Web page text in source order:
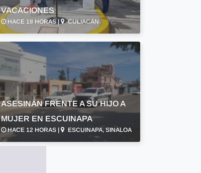
VACACIONES
HACE 18 HORAS | CULIACÁN
ASESINAN FRENTE A SU HIJO A
MUJER EN ESCUINAPA
HACE 12 HORAS | ESCUINAPA, SINALOA